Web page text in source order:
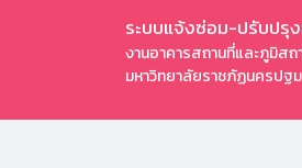
ระบบแจ้งซ่อม-ปรับปรุ
งานอาคารสถานที่และภูมิส
มหาวิทยาลัยราชภัฏนครปฐม